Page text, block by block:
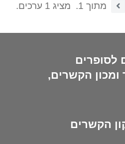
מתוך 1. מציג 1 ערכים.
לסופרים
הקשרים,
הקשרים